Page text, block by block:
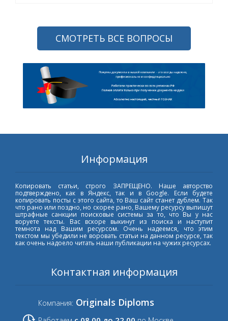
СМОТРЕТЬ ВСЕ ВОПРОСЫ
Информация
Копировать статьи, строго ЗАПРЕЩЕНО. Наше авторство
подтверждено, как в Яндекс, так и в Google. Если будете
копировать посты с этого сайта, то Ваш сайт станет дублем. Так
что рано или поздно, но скорее рано, Вашему ресурсу выпишут
штрафные санкции поисковые системы за то, что Вы у нас
воруете тексты. Вас вскоре выкинут из поиска и наступит
темнота над Вашим ресурсом. Очень надеемся, что этим
текстом мы убедили не воровать статьи на данном ресурсе, так
как очень надоело читать наши публикации на чужих ресурсах.
Контактная информация
Компания: Originals Diploms